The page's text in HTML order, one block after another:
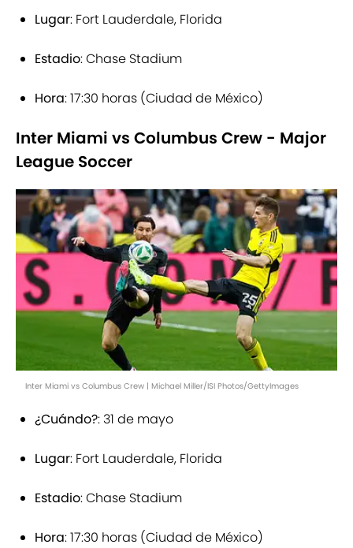
Lugar: Fort Lauderdale, Florida
Estadio: Chase Stadium
Hora: 17:30 horas (Ciudad de México)
Inter Miami vs Columbus Crew - Major
League Soccer
Inter Miami vs Columbus Crew | Michael Miller/ISI Photos/GettyImages
¿Cuándo?: 31 de mayo
Lugar: Fort Lauderdale, Florida
Estadio: Chase Stadium
Hora: 17:30 horas (Ciudad de México)